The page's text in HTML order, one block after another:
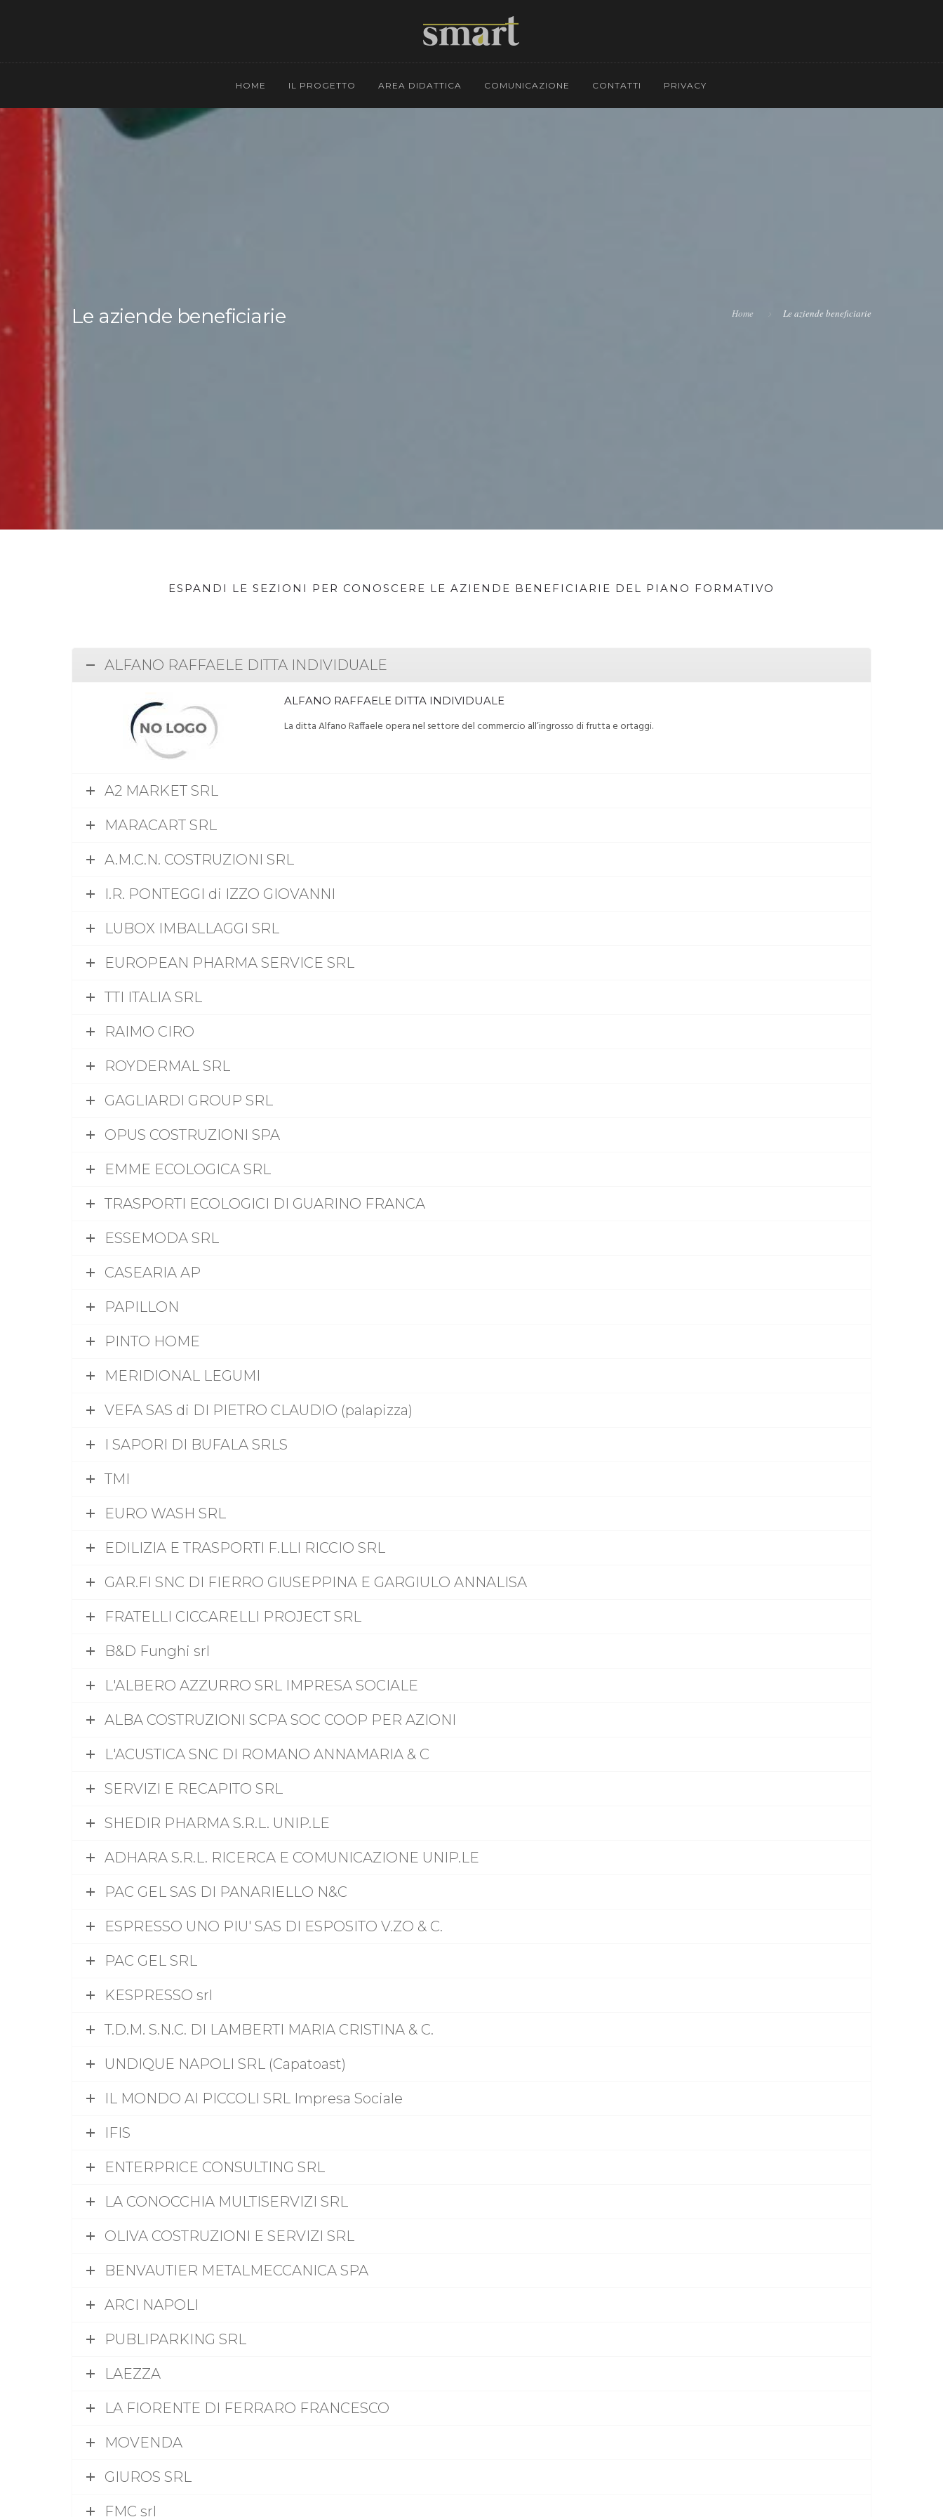
HOME IL PROGETTO AREA DIDATTICA COMUNICAZIONE CONTATTI PRIVACY
Le aziende beneficiarie Home Le aziende beneficiarie
ESPANDI LE SEZIONI PER CONOSCERE LE AZIENDE BENEFICIARIE DEL PIANO FORMATIVO
ALFANO RAFFAELE DITTA INDIVIDUALE
ALFANO RAFFAELE DITTA INDIVIDUALE
La ditta Alfano Raffaele opera nel settore del commercio all’ingrosso di frutta e ortaggi.
A2 MARKET SRL
MARACART SRL
A.M.C.N. COSTRUZIONI SRL
I.R. PONTEGGI di IZZO GIOVANNI
LUBOX IMBALLAGGI SRL
EUROPEAN PHARMA SERVICE SRL
TTI ITALIA SRL
RAIMO CIRO
ROYDERMAL SRL
GAGLIARDI GROUP SRL
OPUS COSTRUZIONI SPA
EMME ECOLOGICA SRL
TRASPORTI ECOLOGICI DI GUARINO FRANCA
ESSEMODA SRL
CASEARIA AP
PAPILLON
PINTO HOME
MERIDIONAL LEGUMI
VEFA SAS di DI PIETRO CLAUDIO (palapizza)
I SAPORI DI BUFALA SRLS
TMI
EURO WASH SRL
EDILIZIA E TRASPORTI F.LLI RICCIO SRL
GAR.FI SNC DI FIERRO GIUSEPPINA E GARGIULO ANNALISA
FRATELLI CICCARELLI PROJECT SRL
B&D Funghi srl
L'ALBERO AZZURRO SRL IMPRESA SOCIALE
ALBA COSTRUZIONI SCPA SOC COOP PER AZIONI
L'ACUSTICA SNC DI ROMANO ANNAMARIA & C
SERVIZI E RECAPITO SRL
SHEDIR PHARMA S.R.L. UNIP.LE
ADHARA S.R.L. RICERCA E COMUNICAZIONE UNIP.LE
PAC GEL SAS DI PANARIELLO N&C
ESPRESSO UNO PIU' SAS DI ESPOSITO V.ZO & C.
PAC GEL SRL
KESPRESSO srl
T.D.M. S.N.C. DI LAMBERTI MARIA CRISTINA & C.
UNDIQUE NAPOLI SRL (Capatoast)
IL MONDO AI PICCOLI SRL Impresa Sociale
IFIS
ENTERPRICE CONSULTING SRL
LA CONOCCHIA MULTISERVIZI SRL
OLIVA COSTRUZIONI E SERVIZI SRL
BENVAUTIER METALMECCANICA SPA
ARCI NAPOLI
PUBLIPARKING SRL
LAEZZA
LA FIORENTE DI FERRARO FRANCESCO
MOVENDA
GIUROS SRL
FMC srl